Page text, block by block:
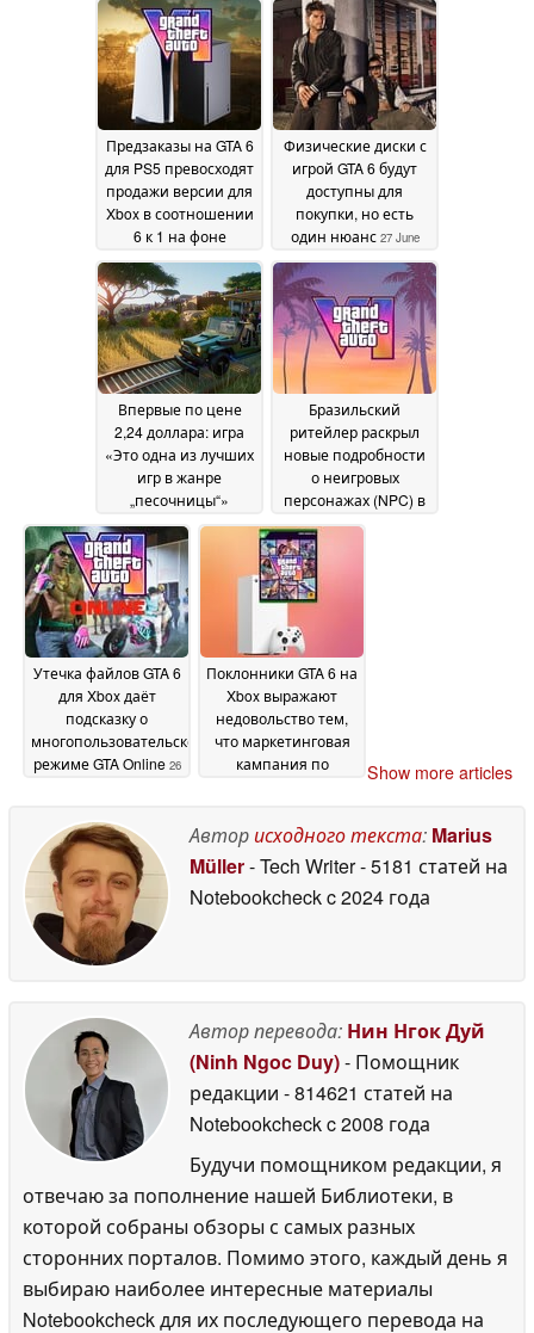
оспаривает данные
о разрыве в
продажах 29 June 2026
Предзаказы на GTA 6
для PS5 превосходят
продажи версии для
Xbox в соотношении
6 к 1 на фоне
надвигающегося
повышения цен на
консоли27 June 2026
Физические диски с
игрой GTA 6 будут
доступны для
покупки, но есть
один нюанс 27 June
2026
Впервые по цене
2,24 доллара: игра
«Это одна из лучших
игр в жанре
„песочницы“»
продается в Steam со
скидкой 95 %
2026
Бразильский
ритейлер раскрыл
новые подробности
о неигровых
персонажах (NPC) в
GTA 6, системе
социальных сетей в
игре и не только
Утечка файлов GTA 6
для Xbox даёт
подсказку о
многопользовательском
режиме GTA Online 26
Поклонники GTA 6 на
Xbox выражают
недовольство тем,
что маркетинговая
кампания по
эксклюзивную
кампанию для PS5
June 2026
Show more articles
Авторисходного текста: Marius
Müller- Tech Writer- 5181 статей на
Notebookcheckc 2024 года
Автор перевода: Нин Нгок Дуй
(Ninh Ngoc Duy)- Помощник
редакции - 814621 статей на
Notebookcheckc 2008 года
Будучи помощником редакции, я
отвечаю за пополнение нашей Библиотеки, в
которой собраны обзоры с самых разных
сторонних порталов. Помимо этого, каждый день я
выбираю наиболее интересные материалы
Notebookcheck для их последующего перевода на